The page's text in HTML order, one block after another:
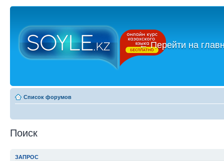
←Перейти на
Список форумов
Поиск
ЗАПРОС